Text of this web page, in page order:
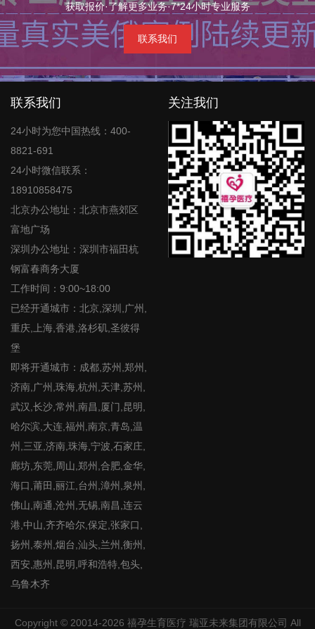
获取报价·了解更多业务·7*24小时专业服务
联系我们
联系我们
24小时为您中国热线：400-
8821-691
24小时微信联系：
18910858475
北京办公地址：北京市燕郊区
富地广场
深圳办公地址：深圳市福田杭
钢富春商务大厦
工作时间：9:00~18:00
已经开通城市：北京,深圳,广州,
重庆,上海,香港,洛杉矶,圣彼得
堡
即将开通城市：成都,苏州,郑州,
济南,广州,珠海,杭州,天津,苏州,
武汉,长沙,常州,南昌,厦门,昆明,
哈尔滨,大连,福州,南京,青岛,温
州,三亚,济南,珠海,宁波,石家庄,
廊坊,东莞,周山,郑州,合肥,金华,
海口,莆田,丽江,台州,漳州,泉州,
佛山,南通,沧州,无锡,南昌,连云
港,中山,齐齐哈尔,保定,张家口,
扬州,泰州,烟台,汕头,兰州,衡州,
西安,惠州,昆明,呼和浩特,包头,
乌鲁木齐
关注我们
Copyright © 20014-2026 禧孕生育医疗 瑞亚未来集团有限公司 All